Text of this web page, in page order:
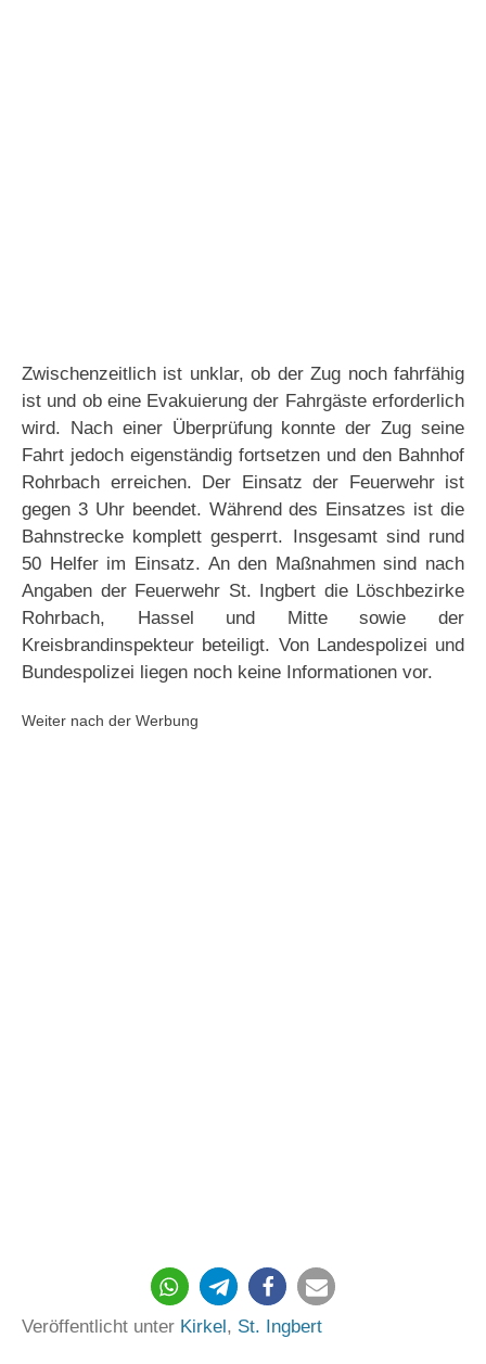
Zwischenzeitlich ist unklar, ob der Zug noch fahrfähig
ist und ob eine Evakuierung der Fahrgäste erforderlich
wird. Nach einer Überprüfung konnte der Zug seine
Fahrt jedoch eigenständig fortsetzen und den Bahnhof
Rohrbach erreichen. Der Einsatz der Feuerwehr ist
gegen 3 Uhr beendet. Während des Einsatzes ist die
Bahnstrecke komplett gesperrt. Insgesamt sind rund
50 Helfer im Einsatz. An den Maßnahmen sind nach
Angaben der Feuerwehr St. Ingbert die Löschbezirke
Rohrbach, Hassel und Mitte sowie der
Kreisbrandinspekteur beteiligt. Von Landespolizei und
Bundespolizei liegen noch keine Informationen vor.
Weiter nach der Werbung
38
Veröffentlicht unter Kirkel, St. Ingbert